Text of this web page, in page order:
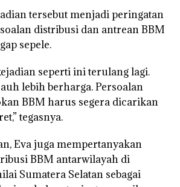
tersebut menjadi peringatan
distribusi dan antrean BBM
sepele.
seperti ini terulang lagi.
lebih berharga. Persoalan
BBM harus segera dicarikan
tegasnya.
Eva juga mempertanyakan
BBM antarwilayah di
Sumatera Selatan sebagai